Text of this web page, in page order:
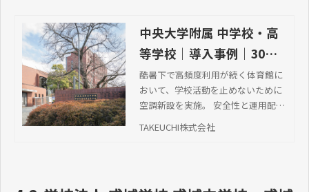
計画しました。その結果、学校運営への影響を最小限に
抑えながら施工を実施できました。
空調導入後は体育館全体の室内環境が改善され、夏場の
熱中症リスク軽減につながり、生徒・保護者・教職員の
皆さまからも、「安心して活動できるようになった」と
高い評価をいただいております。